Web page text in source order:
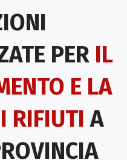
PER IL
E LA
RIFIUTI A